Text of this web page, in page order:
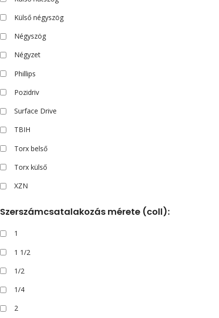
Külső négyszög
Négyszög
Négyzet
Phillips
Pozidriv
Surface Drive
TBIH
Torx belső
Torx külső
XZN
Szerszámcsatalakozás mérete (coll):
1
1 1/2
1/2
1/4
2